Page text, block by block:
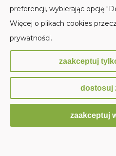
zamówienia
w Sklepie
preferencji, wybierając opcję
Więcej o plikach cookies
prywatności.
zaakceptuj
dostosuj
zaakceptuj